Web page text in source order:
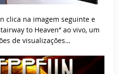
clica na imagem seguinte e
to Heaven” ao vivo, um
de visualizações…